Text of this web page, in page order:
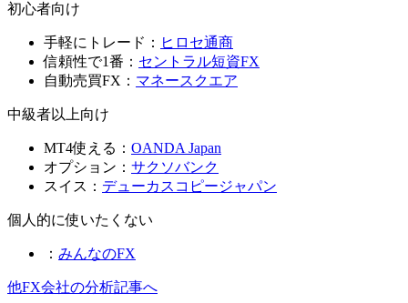
初心者向け
手軽にトレード： ヒロセ通商
信頼性で1番： セントラル短資FX
自動売買FX： マネースクエア
中級者以上向け
MT4使える： OANDA Japan
オプション： サクソバンク
スイス： デューカスコピージャパン
個人的に使いたくない
： みんなのFX
他FX会社の分析記事へ